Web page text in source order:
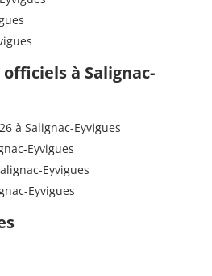
à Salignac-
à Salignac-Eyvigues
Eyvigues
Eyvigues
Eyvigues